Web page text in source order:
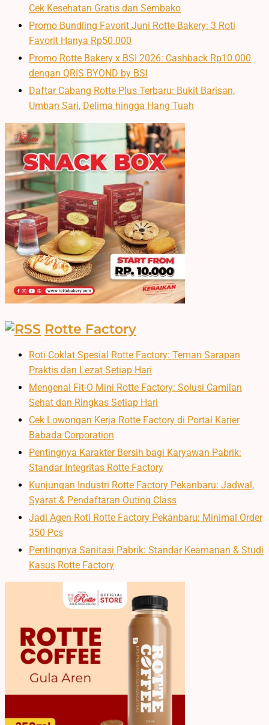
Cek Kesehatan Gratis dan Sembako
Promo Bundling Favorit Juni Rotte Bakery: 3 Roti
Favorit Hanya Rp50.000
Promo Rotte Bakery x BSI 2026: Cashback Rp10.000
dengan QRIS BYOND by BSI
Daftar Cabang Rotte Plus Terbaru: Bukit Barisan,
Umban Sari, Delima hingga Hang Tuah
Rotte Factory
Roti Coklat Spesial Rotte Factory: Teman Sarapan
Praktis dan Lezat Setiap Hari
Mengenal Fit-O Mini Rotte Factory: Solusi Camilan
Sehat dan Ringkas Setiap Hari
Cek Lowongan Kerja Rotte Factory di Portal Karier
Babada Corporation
Pentingnya Karakter Bersih bagi Karyawan Pabrik:
Standar Integritas Rotte Factory
Kunjungan Industri Rotte Factory Pekanbaru: Jadwal,
Syarat & Pendaftaran Outing Class
Jadi Agen Roti Rotte Factory Pekanbaru: Minimal Order
350 Pcs
Pentingnya Sanitasi Pabrik: Standar Keamanan & Studi
Kasus Rotte Factory